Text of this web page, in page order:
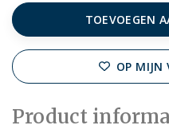
TOEVOEGEN
OP MIJN
Product